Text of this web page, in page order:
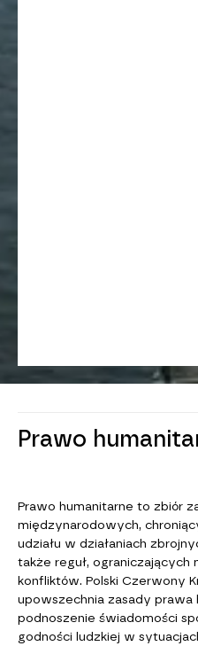
Prawo
Prawo humanitarne to zbiór
międzynarodowych,
udziału w działaniach
także reguł,
konfliktów. Polski Czerwony
upowszechnia zasady prawa
podnoszenie świadomości
godności ludzkiej w